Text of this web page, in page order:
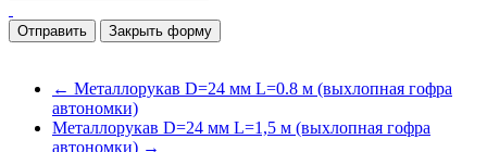
Закрыть форму
← Металлорукав D=24 мм L=0.8 м (выхлопная гофра
автономки)
Металлорукав D=24 мм L=1,5 м (выхлопная гофра
автономки) →